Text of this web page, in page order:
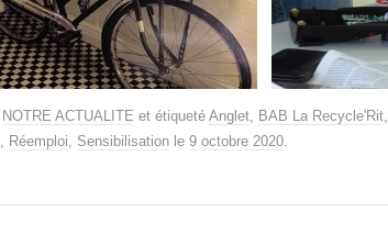
NOTRE ACTUALITE et étiqueté Anglet, BAB La Recycle'Rit,
, Réemploi, Sensibilisation le 9 octobre 2020.